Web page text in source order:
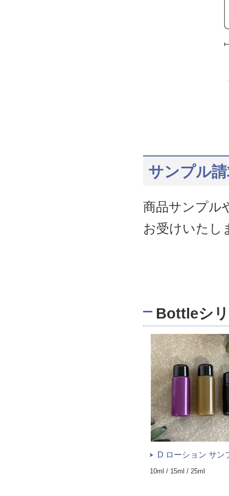
サンプル
商品サンプル
お受けいたし
Bottleシ
D ローション サン
10ml / 15ml / 25ml